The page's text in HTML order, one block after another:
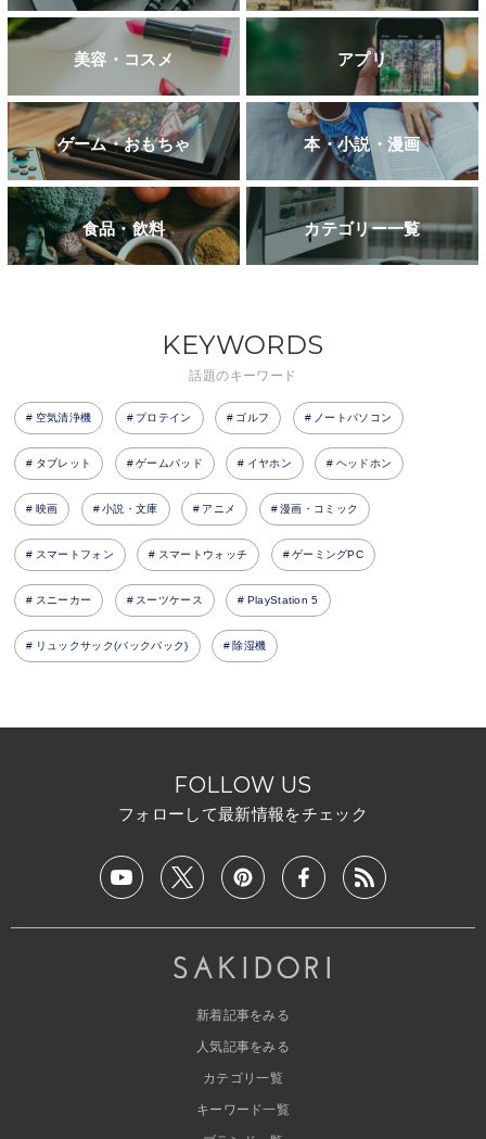
美容・コスメ アプリ
ゲーム・おもちゃ 本・小説・漫画
食品・飲料 カテゴリー一覧
KEYWORDS
話題のキーワード
空気清浄機 プロテイン ゴルフ ノートパソコン
タブレット ゲームパッド イヤホン ヘッドホン
映画 小説・文庫 アニメ 漫画・コミック
スマートフォン スマートウォッチ ゲーミングPC
スニーカー スーツケース PlayStation 5
リュックサック(バックパック) 除湿機
FOLLOW US
フォローして最新情報をチェック
新着記事をみる
人気記事をみる
カテゴリ一覧
キーワード一覧